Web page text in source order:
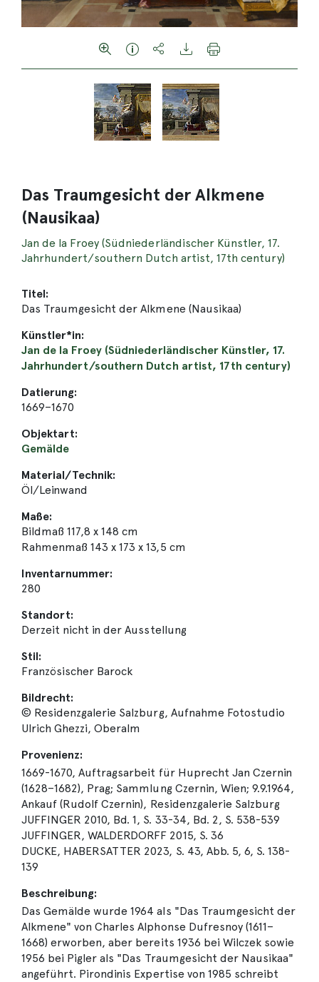
Das Traumgesicht der Alkmene
(Nausikaa)
Jan de la Froey (Südniederländischer Künstler, 17.
Jahrhundert/southern Dutch artist, 17th century)
Titel:
Das Traumgesicht der Alkmene (Nausikaa)
Künstler*in:
Jan de la Froey (Südniederländischer Künstler, 17.
Jahrhundert/southern Dutch artist, 17th century)
Datierung:
1669–1670
Objektart:
Gemälde
Material/Technik:
Öl/Leinwand
Maße:
Bildmaß 117,8 x 148 cm
Rahmenmaß 143 x 173 x 13,5 cm
Inventarnummer:
280
Standort:
Derzeit nicht in der Ausstellung
Stil:
Französischer Barock
Bildrecht:
© Residenzgalerie Salzburg, Aufnahme Fotostudio
Ulrich Ghezzi, Oberalm
Provenienz:
1669-1670, Auftragsarbeit für Huprecht Jan Czernin
(1628–1682), Prag; Sammlung Czernin, Wien; 9.9.1964,
Ankauf (Rudolf Czernin), Residenzgalerie Salzburg
JUFFINGER 2010, Bd. 1, S. 33-34, Bd. 2, S. 538-539
JUFFINGER, WALDERDORFF 2015, S. 36
DUCKE, HABERSATTER 2023, S. 43, Abb. 5, 6, S. 138-
139
Beschreibung:
Das Gemälde wurde 1964 als "Das Traumgesicht der
Alkmene" von Charles Alphonse Dufresnoy (1611–
1668) erworben, aber bereits 1936 bei Wilczek sowie
1956 bei Pigler als "Das Traumgesicht der Nausikaa"
angeführt. Pirondinis Expertise von 1985 schreibt